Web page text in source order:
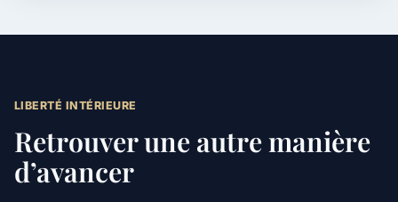
LIBERTÉ INTÉRIEURE
Retrouver une autre manière
d’avancer